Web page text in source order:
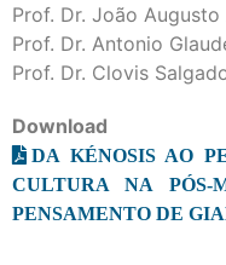
Prof. Dr. João
Prof. Dr. Antonio
Prof. Dr. Clovis
Download
DA KÉNOSIS AO
CULTURA NA PÓS-
PENSAMENTO DE